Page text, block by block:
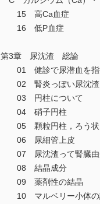
15 高Ca血症
16 低P血症
第3章 尿沈渣 総論
01 健診で尿潜血を指
02 腎炎っぽい尿沈渣
03 円柱について
04 硝子円柱
05 顆粒円柱，ろう状
06 尿細管上皮
07 尿沈渣って腎臓由
08 結晶成分
09 薬剤性の結晶
10 マルベリー小体の